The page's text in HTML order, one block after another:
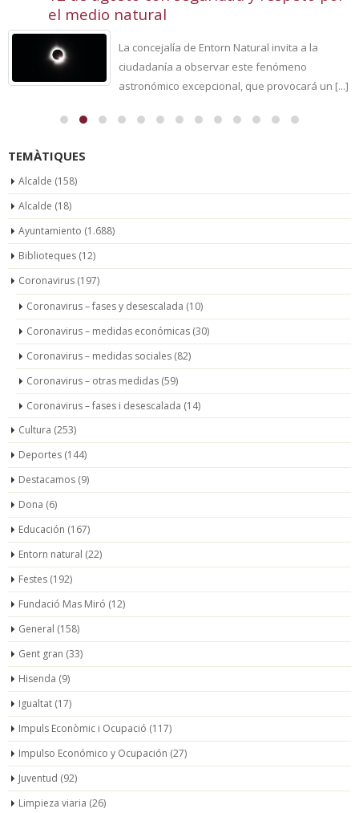
el medio natural
La concejalía de Entorn Natural invita a la
ciudadanía a observar este fenómeno
astronómico excepcional, que provocará un [...]
TEMÀTIQUES
Alcalde (158)
Alcalde (18)
Ayuntamiento (1.688)
Biblioteques (12)
Coronavirus (197)
Coronavirus – fases y desescalada (10)
Coronavirus – medidas económicas (30)
Coronavirus – medidas sociales (82)
Coronavirus – otras medidas (59)
Coronavirus – fases i desescalada (14)
Cultura (253)
Deportes (144)
Destacamos (9)
Dona (6)
Educación (167)
Entorn natural (22)
Festes (192)
Fundació Mas Miró (12)
General (158)
Gent gran (33)
Hisenda (9)
Igualtat (17)
Impuls Econòmic i Ocupació (117)
Impulso Económico y Ocupación (27)
Juventud (92)
Limpieza viaria (26)